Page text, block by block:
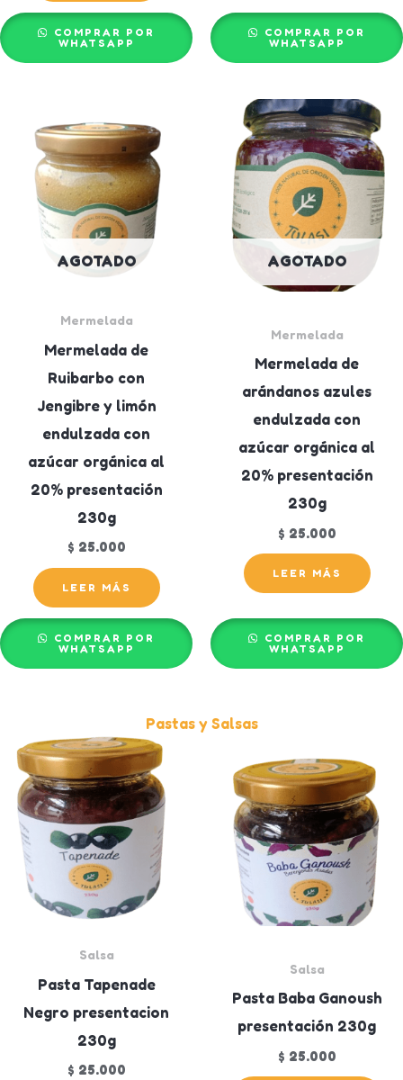
COMPRAR POR
WHATSAPP
COMPRAR POR
WHATSAPP
AGOTADO
Mermelada
Mermelada de
Ruibarbo con
Jengibre y limón
endulzada con
azúcar orgánica al
20% presentación
230g
$ 25.000
LEER MÁS
COMPRAR POR
WHATSAPP
AGOTADO
Mermelada
Mermelada de
arándanos azules
endulzada con
azúcar orgánica al
20% presentación
230g
$ 25.000
LEER MÁS
COMPRAR POR
WHATSAPP
Pastas y Salsas
Salsa
Pasta Tapenade
Negro presentacion
230g
$ 25.000
Salsa
Pasta Baba Ganoush
presentación 230g
$ 25.000